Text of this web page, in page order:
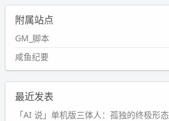
附属站点
GM_脚本
咸鱼纪要
最近发表
「AI 说」单机版三体人：孤独的终极形态